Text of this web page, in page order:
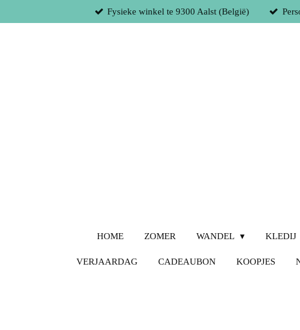
direct
Fysieke winkel te 9300 Aalst (België)
HOME ZOMER WANDEL KLEDIJ
VERJAARDAG CADEAUBON KOOPJES